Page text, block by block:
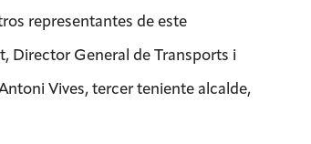
representantes de este
Director General de Transports i
Vives, tercer teniente alcalde,